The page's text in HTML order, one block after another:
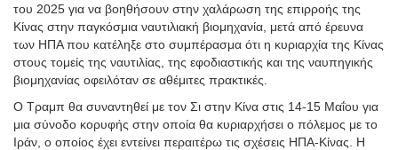
του 2025 για να βοηθήσουν στην χαλάρωση της επιρροής της
Κίνας στην παγκόσμια ναυτιλιακή βιομηχανία, μετά από έρευνα
των ΗΠΑ που κατέληξε στο συμπέρασμα ότι η κυριαρχία της Κίνας
στους τομείς της ναυτιλίας, της εφοδιαστικής και της ναυπηγικής
βιομηχανίας οφειλόταν σε αθέμιτες πρακτικές.
Ο Τραμπ θα συναντηθεί με τον Σι στην Κίνα στις 14-15 Μαΐου για
μια σύνοδο κορυφής στην οποία θα κυριαρχήσει ο πόλεμος με το
Ιράν, ο οποίος έχει εντείνει περαιτέρω τις σχέσεις ΗΠΑ-Κίνας. Η